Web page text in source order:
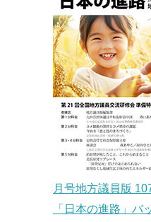
月号地方議員版
「日本の進路」バ